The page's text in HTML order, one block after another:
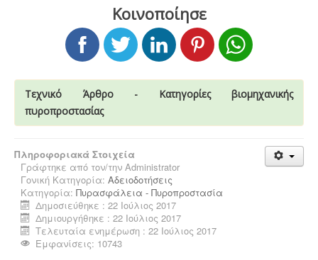
Συλλογή και μεταφορά αποβλήτων -
δραστηριότητα συλλογής και μεταφοράς μη
την έγκριση της σχετικής περιβαλλοντικής μελέτης
οργάνωσης του δικτύου συλλογής και μεταφοράς.
Μελέτη HACCP υγειονομικού ενδιαφέροντος
καταστήματα υγειονομικού ενδιαφέροντος,
βρεφονηπιακοί, μονάδες φροντίδας, παλιά & νέα,
υποχρεούνται να διαθέτουν μελέτη διεργασιών
HACCP από επαγγελματία
Κοινοποίησε
Τεχνικό Άρθρο - Κατηγορίες βιομηχανικής
πυροπροστασίας
Πληροφοριακά Στοιχεία
Γράφτηκε από τον/την Administrator
Γονική Κατηγορία: Αδειοδοτήσεις
Κατηγορία: Πυρασφάλεια - Πυροπροστασία
Δημοσιεύθηκε : 22 Ιούλιος 2017
Δημιουργήθηκε : 22 Ιούλιος 2017
Τελευταία ενημέρωση : 22 Ιούλιος 2017
Εμφανίσεις: 10743